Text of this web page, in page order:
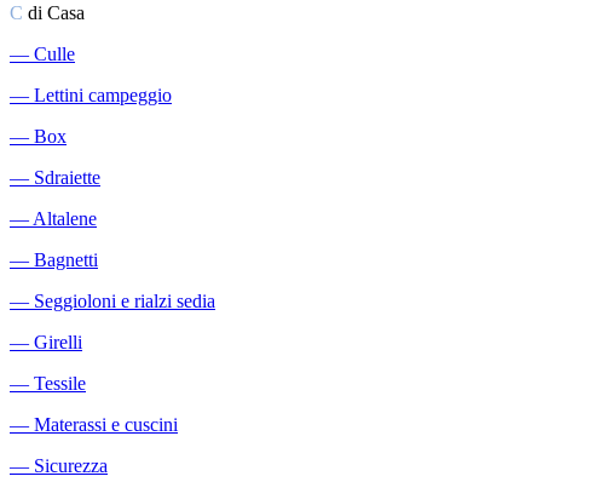
C di Casa
― Culle
― Lettini campeggio
― Box
― Sdraiette
― Altalene
― Bagnetti
― Seggioloni e rialzi sedia
― Girelli
― Tessile
― Materassi e cuscini
― Sicurezza